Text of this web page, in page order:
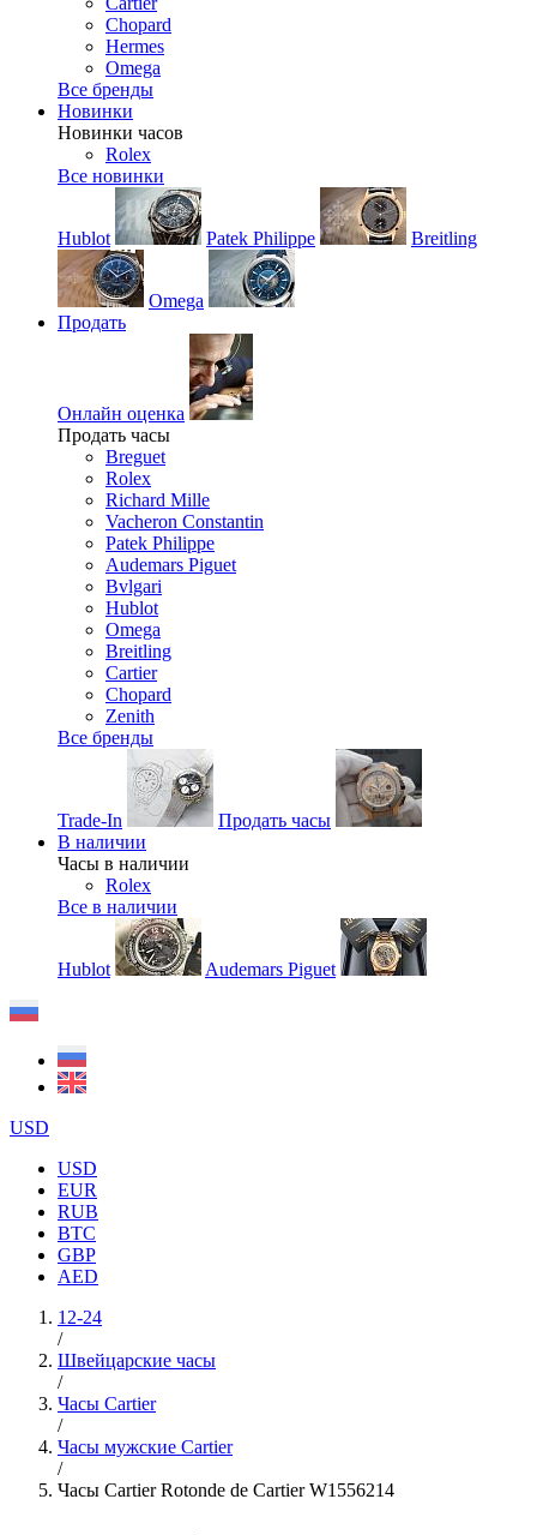
Chopard
Hermes
Omega
Все бренды
Новинки
Новинки часов
Rolex
Все новинки
Hublot Patek Philippe Breitling
Omega
Продать
Онлайн оценка
Продать часы
Breguet
Rolex
Richard Mille
Vacheron Constantin
Patek Philippe
Audemars Piguet
Bvlgari
Hublot
Omega
Breitling
Cartier
Chopard
Zenith
Все бренды
Trade-In
Продать часы
В наличии
Часы в наличии
Rolex
Все в наличии
Hublot Audemars Piguet
USD
USD
EUR
RUB
BTC
GBP
AED
12-24
/
Швейцарские часы
/
Часы Cartier
/
Часы мужские Cartier
/
Часы Cartier Rotonde de Cartier W1556214